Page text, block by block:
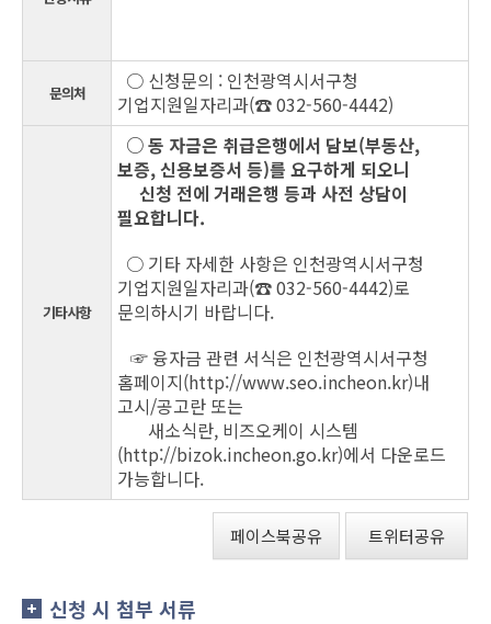
문의처
○ 신청문의 : 인천광역시서구청
기업지원일자리과(☎ 032-560-4442)
기타사항
○ 동 자금은 취급은행에서 담보(부동산,
보증, 신용보증서 등)를 요구하게 되오니
신청 전에 거래은행 등과 사전 상담이
필요합니다.
○ 기타 자세한 사항은 인천광역시서구청
기업지원일자리과(☎ 032-560-4442)로
문의하시기 바랍니다.
☞ 융자금 관련 서식은 인천광역시서구청
홈페이지(http://www.seo.incheon.kr)내
고시/공고란 또는
새소식란, 비즈오케이 시스템
(http://bizok.incheon.go.kr)에서 다운로드
가능합니다.
페이스북공유 트위터공유
신청 시 첨부 서류